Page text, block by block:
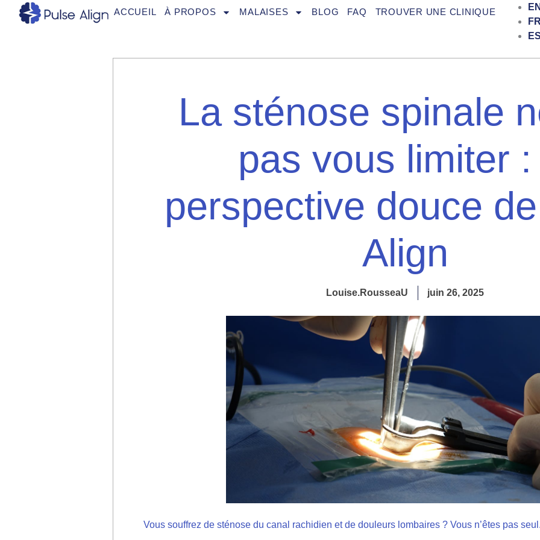
ACCUEIL À PROPOS MALAISES BLOG FAQ TROUVER UNE CLINIQUE
La sténose spinale
pas vous limiter
perspective douce
Align
Louise.RousseaU juin 26, 2025
Vous souffrez de sténose du canal rachidien et de douleurs lombaires ? Vous n’êtes pas